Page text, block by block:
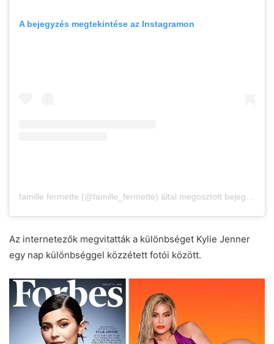
A bejegyzés megtekintése az Instagramon
famille fermette (@famille_fermette) által megosztott bejegyzés
Az internetezők megvitatták a különbséget Kylie Jenner
egy nap különbséggel közzétett fotói között.